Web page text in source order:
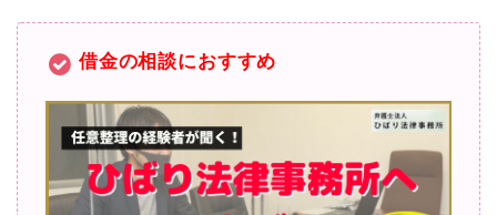
借金の相談におすすめ